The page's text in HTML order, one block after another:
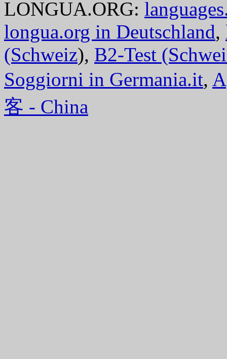
LONGUA.ORG:
longua.org in Deutschland,
(Schweiz), B2-Test
Soggiorni in Germania.it,
客 - China